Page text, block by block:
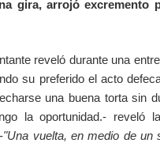
gira, arrojó excremento
reveló durante una
su preferido el acto
una buena torta sin
la oportunidad.- reveló
"Una vuelta, en medio de un